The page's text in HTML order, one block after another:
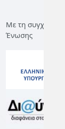
Με τη
Ένωσης